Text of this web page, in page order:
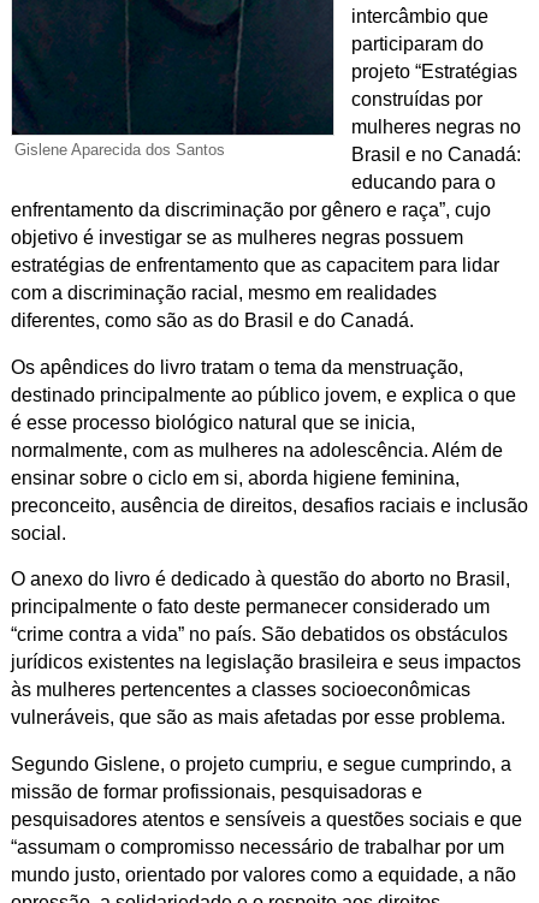
Gislene Aparecida dos Santos
intercâmbio que
participaram do
projeto “Estratégias
construídas por
mulheres negras no
Brasil e no Canadá:
educando para o
enfrentamento da discriminação por gênero e raça”, cujo
objetivo é investigar se as mulheres negras possuem
estratégias de enfrentamento que as capacitem para lidar
com a discriminação racial, mesmo em realidades
diferentes, como são as do Brasil e do Canadá.
Os apêndices do livro tratam o tema da menstruação,
destinado principalmente ao público jovem, e explica o que
é esse processo biológico natural que se inicia,
normalmente, com as mulheres na adolescência. Além de
ensinar sobre o ciclo em si, aborda higiene feminina,
preconceito, ausência de direitos, desafios raciais e inclusão
social.
O anexo do livro é dedicado à questão do aborto no Brasil,
principalmente o fato deste permanecer considerado um
“crime contra a vida” no país. São debatidos os obstáculos
jurídicos existentes na legislação brasileira e seus impactos
às mulheres pertencentes a classes socioeconômicas
vulneráveis, que são as mais afetadas por esse problema.
Segundo Gislene, o projeto cumpriu, e segue cumprindo, a
missão de formar profissionais, pesquisadoras e
pesquisadores atentos e sensíveis a questões sociais e que
“assumam o compromisso necessário de trabalhar por um
mundo justo, orientado por valores como a equidade, a não